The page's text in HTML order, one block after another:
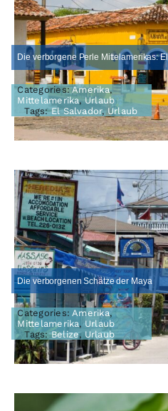
Die verborgene Perle Mittelamerikas:
Categories:Amerika,
Mittelamerika, Urlaub
Tags:El Salvador, Urlaub
Die verborgenen Schätze der Maya
Categories:Amerika,
Mittelamerika, Urlaub
Tags:Belize, Urlaub